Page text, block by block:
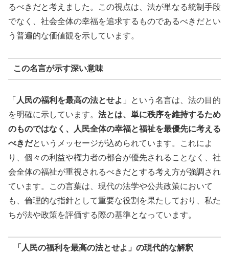
るべきだと考えました。この視点は、法が単なる統制手段
でなく、社会全体の幸福を追求するものであるべきだとい
う普遍的な価値観を示しています。
この名言が示す深い意味
「 人民の福利を最高の法とせよ 」という名言は、法の目的
を明確に示しています。 法とは、単に秩序を維持するため
のものではなく、人民全体の幸福と福祉を最優先に考える
べきだというメッセージが込められています。これによ
り、個々の利益や権力者の都合が優先されることなく、社
会全体の福祉が重視されるべきだとする考え方が強調され
ています。この言葉は、現代の法学や公共政策において
も、倫理的な指針として重要な役割を果たしており、私た
ちが法や政策を評価する際の基準となっています。
「人民の福利を最高の法とせよ」の現代的な解釈